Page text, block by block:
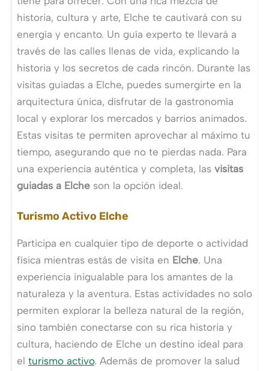
historia, cultura y arte, Elche te cautivará con su
energía y encanto. Un guía experto te llevará a
través de las calles llenas de vida, explicando la
historia y los secretos de cada rincón. Durante las
visitas guiadas a Elche, puedes sumergirte en la
arquitectura única, disfrutar de la gastronomía
local y explorar los mercados y barrios animados.
Estas visitas te permiten aprovechar al máximo tu
tiempo, asegurando que no te pierdas nada. Para
una experiencia auténtica y completa, las visitas
guiadas a Elcheson la opción ideal.
Turismo Activo Elche
Participa en cualquier tipo de deporte o actividad
física mientras estás de visita en Elche. Una
experiencia inigualable para los amantes de la
naturaleza y la aventura. Estas actividades no solo
permiten explorar la belleza natural de la región,
sino también conectarse con su rica historia y
cultura, haciendo de Elche un destino ideal para
el turismo activo. Además de promover la salud